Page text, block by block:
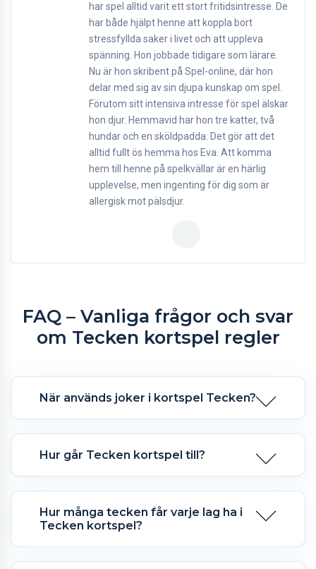
har spel alltid varit ett stort fritidsintresse. De
har både hjälpt henne att koppla bort
stressfyllda saker i livet och att uppleva
spänning. Hon jobbade tidigare som lärare.
Nu är hon skribent på Spel-online, där hon
delar med sig av sin djupa kunskap om spel.
Förutom sitt intensiva intresse för spel älskar
hon djur. Hemmavid har hon tre katter, två
hundar och en sköldpadda. Det gör att det
alltid fullt ös hemma hos Eva. Att komma
hem till henne på spelkvällar är en härlig
upplevelse, men ingenting för dig som är
allergisk mot pälsdjur.
FAQ – Vanliga frågor och svar
om Tecken kortspel regler
När används joker i kortspel Tecken?
Hur går Tecken kortspel till?
Hur många tecken får varje lag ha i
Tecken kortspel?